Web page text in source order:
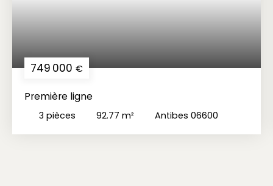
749 000 €
Première ligne
3 pièces 92.77 m² Antibes 06600